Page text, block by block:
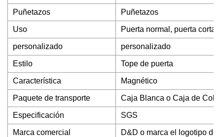
Puñetazos Puñetazos
Uso Puerta normal, puerta
personalizado personalizado
Estilo Tope de puerta
Característica Magnético
Paquete de transporte Caja Blanca o Caja de Color
Especificación SGS
Marca comercial D&D o marca el logotipo